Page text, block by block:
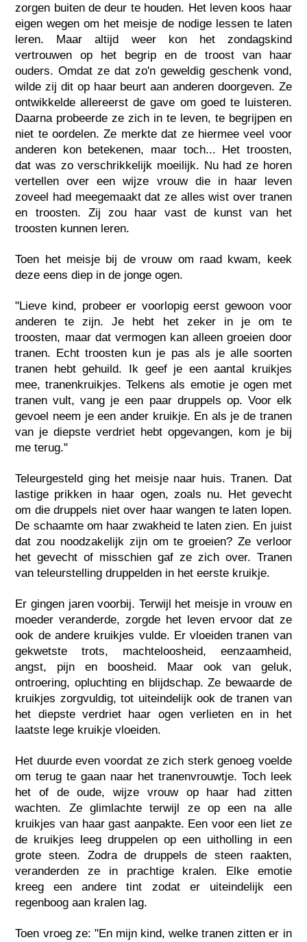
zorgen buiten de deur te houden. Het leven koos haar
eigen wegen om het meisje de nodige lessen te laten
leren. Maar altijd weer kon het zondagskind
vertrouwen op het begrip en de troost van haar
ouders. Omdat ze dat zo'n geweldig geschenk vond,
wilde zij dit op haar beurt aan anderen doorgeven. Ze
ontwikkelde allereerst de gave om goed te luisteren.
Daarna probeerde ze zich in te leven, te begrijpen en
niet te oordelen. Ze merkte dat ze hiermee veel voor
anderen kon betekenen, maar toch... Het troosten,
dat was zo verschrikkelijk moeilijk. Nu had ze horen
vertellen over een wijze vrouw die in haar leven
zoveel had meegemaakt dat ze alles wist over tranen
en troosten. Zij zou haar vast de kunst van het
troosten kunnen leren.
Toen het meisje bij de vrouw om raad kwam, keek
deze eens diep in de jonge ogen.
"Lieve kind, probeer er voorlopig eerst gewoon voor
anderen te zijn. Je hebt het zeker in je om te
troosten, maar dat vermogen kan alleen groeien door
tranen. Echt troosten kun je pas als je alle soorten
tranen hebt gehuild. Ik geef je een aantal kruikjes
mee, tranenkruikjes. Telkens als emotie je ogen met
tranen vult, vang je een paar druppels op. Voor elk
gevoel neem je een ander kruikje. En als je de tranen
van je diepste verdriet hebt opgevangen, kom je bij
me terug."
Teleurgesteld ging het meisje naar huis. Tranen. Dat
lastige prikken in haar ogen, zoals nu. Het gevecht
om die druppels niet over haar wangen te laten lopen.
De schaamte om haar zwakheid te laten zien. En juist
dat zou noodzakelijk zijn om te groeien? Ze verloor
het gevecht of misschien gaf ze zich over. Tranen
van teleurstelling druppelden in het eerste kruikje.
Er gingen jaren voorbij. Terwijl het meisje in vrouw en
moeder veranderde, zorgde het leven ervoor dat ze
ook de andere kruikjes vulde. Er vloeiden tranen van
gekwetste trots, machteloosheid, eenzaamheid,
angst, pijn en boosheid. Maar ook van geluk,
ontroering, opluchting en blijdschap. Ze bewaarde de
kruikjes zorgvuldig, tot uiteindelijk ook de tranen van
het diepste verdriet haar ogen verlieten en in het
laatste lege kruikje vloeiden.
Het duurde even voordat ze zich sterk genoeg voelde
om terug te gaan naar het tranenvrouwtje. Toch leek
het of de oude, wijze vrouw op haar had zitten
wachten. Ze glimlachte terwijl ze op een na alle
kruikjes van haar gast aanpakte. Een voor een liet ze
de kruikjes leeg druppelen op een uitholling in een
grote steen. Zodra de druppels de steen raakten,
veranderden ze in prachtige kralen. Elke emotie
kreeg een andere tint zodat er uiteindelijk een
regenboog aan kralen lag.
Toen vroeg ze: "En mijn kind, welke tranen zitten er in